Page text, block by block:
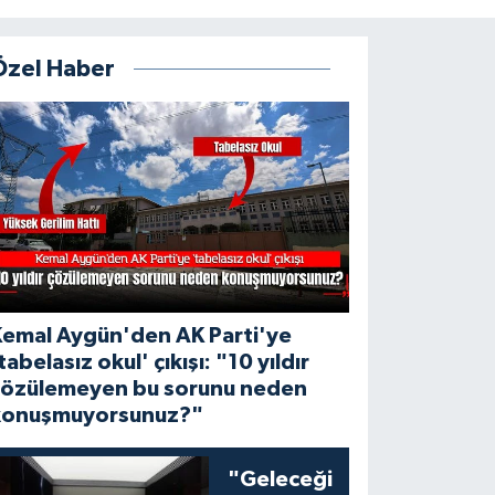
Haber
Aygün'den AK Parti'ye
okul' çıkışı: "10 yıldır
bu sorunu neden
"Geleceği